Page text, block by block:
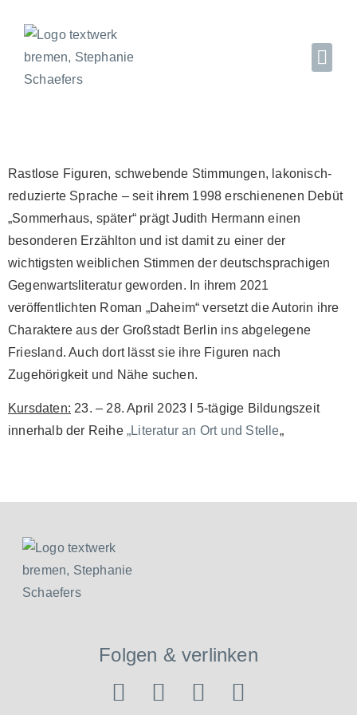
Rastlose Figuren, schwebende Stimmungen, lakonisch-
reduzierte Sprache – seit ihrem 1998 erschienenen Debüt
„Sommerhaus, später“ prägt Judith Hermann einen
besonderen Erzählton und ist damit zu einer der
wichtigsten weiblichen Stimmen der deutschsprachigen
Gegenwartsliteratur geworden. In ihrem 2021
veröffentlichten Roman „Daheim“ versetzt die Autorin ihre
Charaktere aus der Großstadt Berlin ins abgelegene
Friesland. Auch dort lässt sie ihre Figuren nach
Zugehörigkeit und Nähe suchen.
Kursdaten: 23. – 28. April 2023 I 5-tägige Bildungszeit
innerhalb der Reihe „Literatur an Ort und Stelle„
Folgen & verlinken